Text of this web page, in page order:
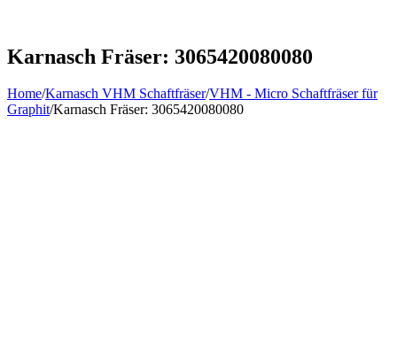
Karnasch Fräser: 3065420080080
Home/Karnasch VHM Schaftfräser/VHM - Micro Schaftfräser für
Graphit/Karnasch Fräser: 3065420080080